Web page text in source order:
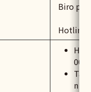
Biro
Hotline
00-
n